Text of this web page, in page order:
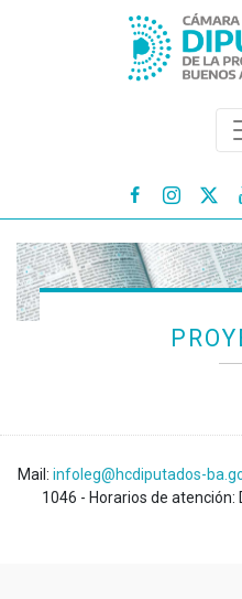

Mail: infoleg@hcdiputados-
1046 - Horarios de atención: